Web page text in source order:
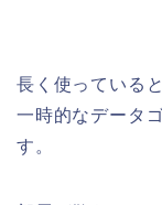
長く使っている
一時的なデータ
す。